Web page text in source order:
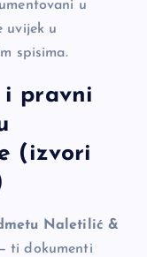
u
uvijek u
spisima.
i pravni
(izvori
Naletilić &
ti dokumenti